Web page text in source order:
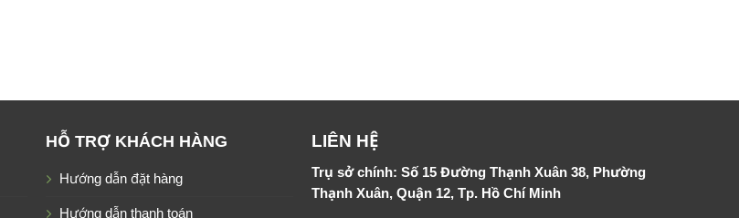
HỖ TRỢ KHÁCH HÀNG
Hướng dẫn đặt hàng
Hướng dẫn thanh toán
LIÊN HỆ
Trụ sở chính: Số 15 Đường Thạnh Xuân 38, Phường
Thạnh Xuân, Quận 12, Tp. Hồ Chí Minh